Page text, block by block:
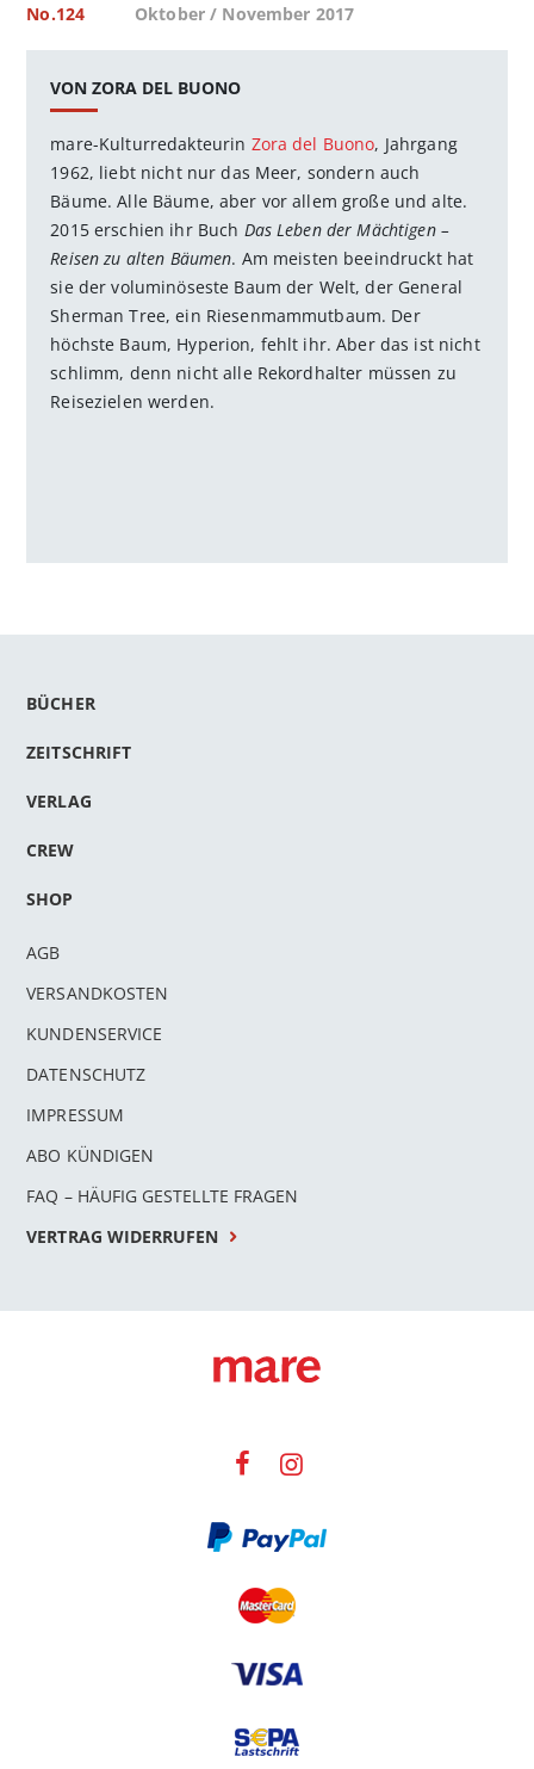
No.124 Oktober / November 2017
VON ZORA DEL BUONO
mare-Kulturredakteurin Zora del Buono, Jahrgang
1962, liebt nicht nur das Meer, sondern auch
Bäume. Alle Bäume, aber vor allem große und alte.
2015 erschien ihr Buch Das Leben der Mächtigen –
Reisen zu alten Bäumen. Am meisten beeindruckt hat
sie der voluminöseste Baum der Welt, der General
Sherman Tree, ein Riesenmammutbaum. Der
höchste Baum, Hyperion, fehlt ihr. Aber das ist nicht
schlimm, denn nicht alle Rekordhalter müssen zu
Reisezielen werden.
BÜCHER
ZEITSCHRIFT
VERLAG
CREW
SHOP
AGB
VERSANDKOSTEN
KUNDENSERVICE
DATENSCHUTZ
IMPRESSUM
ABO KÜNDIGEN
FAQ – HÄUFIG GESTELLTE FRAGEN
VERTRAG WIDERRUFEN